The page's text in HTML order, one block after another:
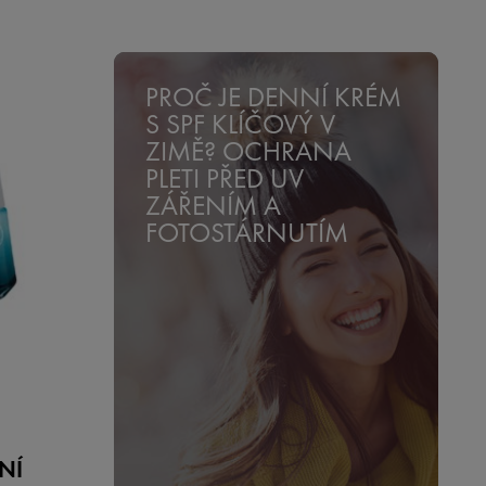
PROČ JE DENNÍ KRÉM
S SPF KLÍČOVÝ V
ZIMĚ? OCHRANA
PLETI PŘED UV
ZÁŘENÍM A
FOTOSTÁRNUTÍM